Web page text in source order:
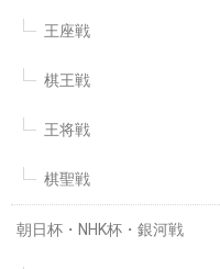
王座戦
棋王戦
王将戦
棋聖戦
朝日杯・NHK杯・銀河戦